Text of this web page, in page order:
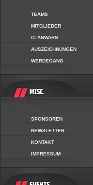
TEAMS
MITGLIEDER
CLANWARS
AUSZEICHNUNGEN
WERDEGANG
SPONSOREN
NEWSLETTER
KONTAKT
IMPRESSUM